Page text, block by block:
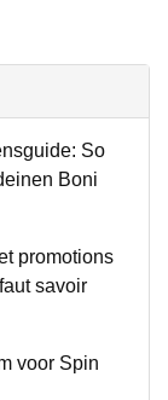
So
Boni
promotions
savoir
voor Spin